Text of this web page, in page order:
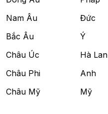
Nam Âu
Bắc Âu
Châu Úc
Châu Phi
Châu Mỹ
Đức
Ý
Hà Lan
Anh
Mỹ